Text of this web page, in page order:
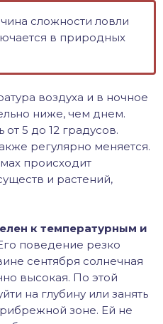
сложности ловли
в природных
воздуха и в ночное
ниже, чем днем.
от 5 до 12 градусов.
регулярно меняется.
происходит
и растений,
к температурным и
поведение резко
сентября солнечная
высокая. По этой
на глубину или занять
зоне. Ей не